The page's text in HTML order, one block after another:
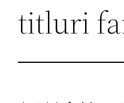
titluri